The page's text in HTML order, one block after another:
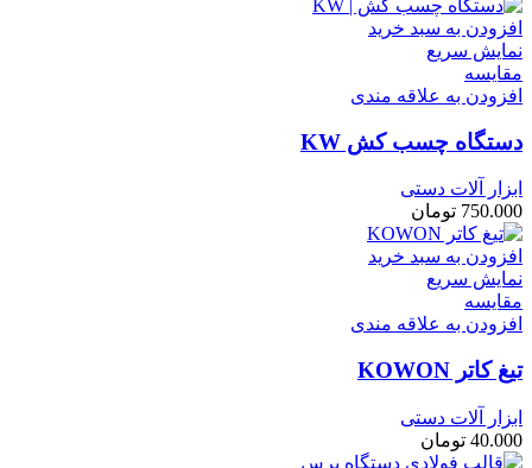
افزودن به سبد خرید
نمایش سریع
مقايسه
افزودن به علاقه مندی
دستگاه چسب کش KW
ابزار آلات دستی
750.000 تومان
افزودن به سبد خرید
نمایش سریع
مقايسه
افزودن به علاقه مندی
تیغ کاتر KOWON
ابزار آلات دستی
40.000 تومان